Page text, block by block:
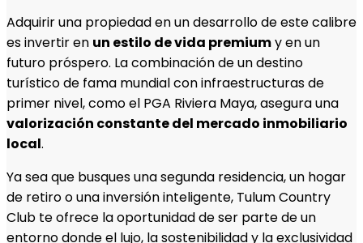
Adquirir una propiedad en un desarrollo de este calibre
es invertir en un estilo de vida premiumy en un
futuro próspero. La combinación de un destino
turístico de fama mundial con infraestructuras de
primer nivel, como el PGA Riviera Maya, asegura una
valorización constante del mercado inmobiliario
local.
Ya sea que busques una segunda residencia, un hogar
de retiro o una inversión inteligente, Tulum Country
Club te ofrece la oportunidad de ser parte de un
entorno donde el lujo, la sostenibilidad y la exclusividad